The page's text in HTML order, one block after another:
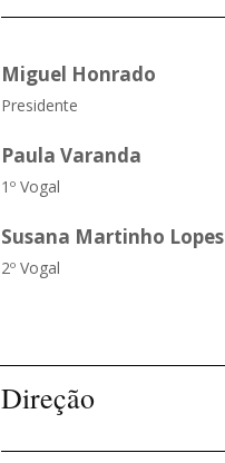
Miguel Honrado
Presidente
Paula Varanda
1º Vogal
Susana Martinho Lopes
2º Vogal
Direção